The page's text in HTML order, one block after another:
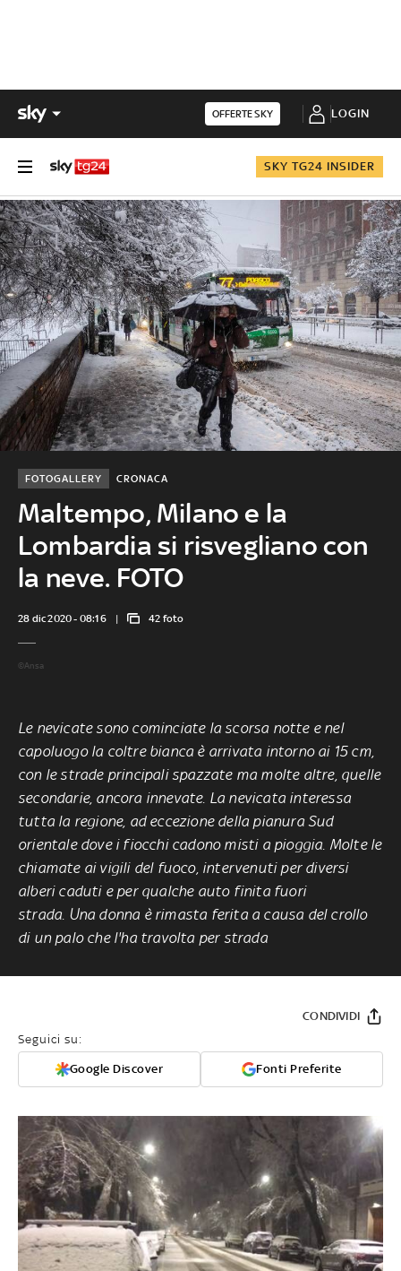
OFFERTE SKY LOGIN
SKY TG24 INSIDER
Maltempo, Milano e la
Lombardia si risvegliano con
la neve. FOTO
CRONACA
FOTOGALLERY
28 dic 2020 - 08:16 42 foto
©Ansa
Le nevicate sono cominciate la scorsa notte e nel
capoluogo la coltre bianca è arrivata intorno ai 15 cm,
con le strade principali spazzate ma molte altre, quelle
secondarie, ancora innevate. La nevicata interessa
tutta la regione, ad eccezione della pianura Sud
orientale dove i fiocchi cadono misti a pioggia. Molte le
chiamate ai vigili del fuoco, intervenuti per diversi
alberi caduti e per qualche auto finita fuori
strada. Una donna è rimasta ferita a causa del crollo
di un palo che l'ha travolta per strada
Seguici su:
Google Discover Fonti Preferite
CONDIVIDI